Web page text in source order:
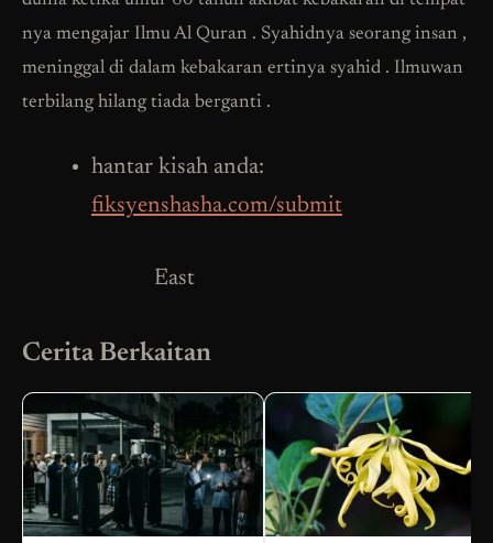
nya mengajar Ilmu Al Quran . Syahidnya seorang insan ,
meninggal di dalam kebakaran ertinya syahid . Ilmuwan
terbilang hilang tiada berganti .
hantar kisah anda:
fiksyenshasha.com/submit
East
Cerita Berkaitan